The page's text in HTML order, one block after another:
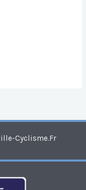
Cyclisme.fr